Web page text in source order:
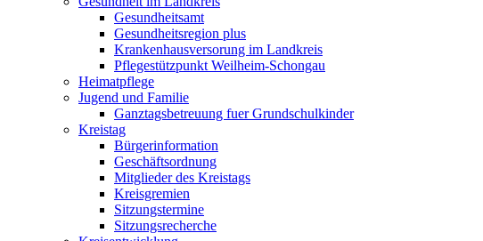
Gesundheitsamt
Gesundheitsregion plus
Krankenhausversorung im Landkreis
Pflegestützpunkt Weilheim-Schongau
Heimatpflege
Jugend und Familie
Ganztagsbetreuung fuer Grundschulkinder
Kreistag
Bürgerinformation
Geschäftsordnung
Mitglieder des Kreistags
Kreisgremien
Sitzungstermine
Sitzungsrecherche